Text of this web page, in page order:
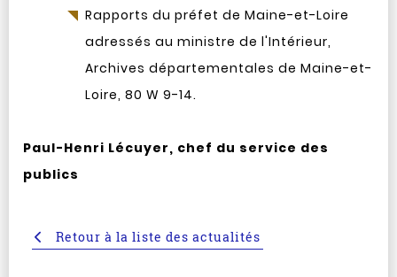
Rapports du préfet de Maine-et-Loire
adressés au ministre de l'Intérieur,
Archives départementales de Maine-et-
Loire, 80 W 9-14.
Paul-Henri Lécuyer, chef du service des
publics
Retour à la liste des actualités